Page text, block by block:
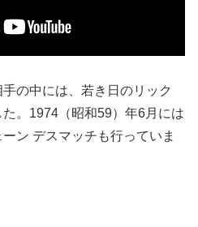
の中には、若き日のリック
。1974（昭和59）年6月には
ン デスマッチも行っていま